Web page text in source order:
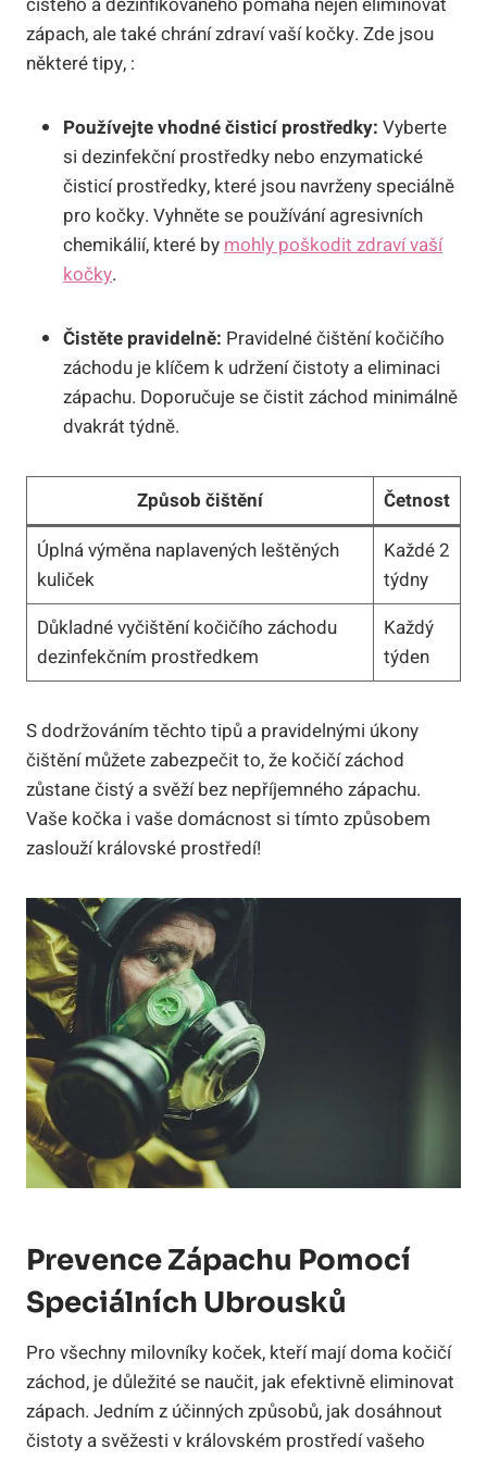
zápach, ale také chrání zdraví vaší kočky. Zde jsou
některé tipy, :
Používejte vhodné čisticí prostředky: Vyberte
si dezinfekční prostředky nebo enzymatické
čisticí prostředky, které jsou navrženy speciálně
pro kočky. Vyhněte se používání agresivních
chemikálií, které bymohly poškodit zdraví vaší
kočky.
Čistěte pravidelně: Pravidelné čištění kočičího
záchodu je klíčem k udržení čistoty a eliminaci
zápachu. Doporučuje se čistit záchod minimálně
dvakrát týdně.
Způsob čištění
Četnost
Úplná výměna naplavených leštěných
kuliček
Každé 2
týdny
Důkladné vyčištění kočičího záchodu
dezinfekčním prostředkem
Každý
týden
S dodržováním těchto tipů a pravidelnými úkony
čištění můžete zabezpečit to, že kočičí záchod
zůstane čistý a svěží bez nepříjemného zápachu.
Vaše kočka i vaše domácnost si tímto způsobem
zaslouží královské prostředí!
Prevence Zápachu Pomocí
Speciálních Ubrousků
Pro všechny milovníky koček, kteří mají doma kočičí
záchod, je důležité se naučit, jak efektivně eliminovat
zápach. Jedním z účinných způsobů, jak dosáhnout
čistoty a svěžesti v královském prostředí vašeho